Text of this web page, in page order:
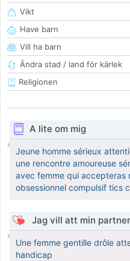
Vikt
Have barn
Vill ha barn
Ändra stad / land för kärlek
Religionen
A lite om mig
Jeune homme sérieux
une rencontre amoureuse
avec femme qui accepteras
obsessionnel compulsif tics
Jag vill att min
Une femme gentille drôle
handicap